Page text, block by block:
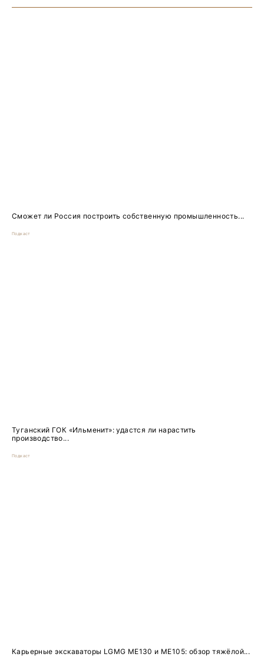
Сможет ли Россия построить собственную промышленность...
Подкаст
Туганский ГОК «Ильменит»: удастся ли нарастить
производство...
Подкаст
Карьерные экскаваторы LGMG ME130 и ME105: обзор тяжёлой...